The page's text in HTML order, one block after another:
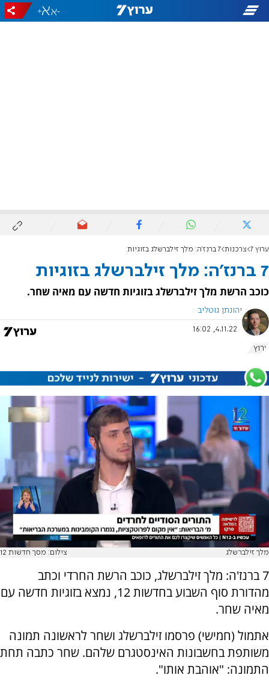
-
+
ערוץ 7 צרכנות 7 ברנז'ה: מלך זילברשלג בזוגיות
7 ברנז'ה: מלך זילברשלג בזוגיות
כוכב הרשת מלך זילברשלג בזוגיות חדשה עם מאיה שחר.
יהונתן גוטליב
4.11.22, 16:02
ערוץ 7
מלך זילברשלג צילום: מסך חדשות 12
7 ברנז'ה: מלך זילברשלג, כוכב הרשת החרדי וכתב
מהדורת סוף השבוע בחדשות 12, נמצא בזוגיות חדשה עם
מאיה שחר.
אתמול (חמישי) פרסמו זילברשלג ושחר לראשונה תמונה
משותפת בחשבונות האינסטגרם שלהם. שחר כתבה תחת
התמונה: "אוהבת אותו".